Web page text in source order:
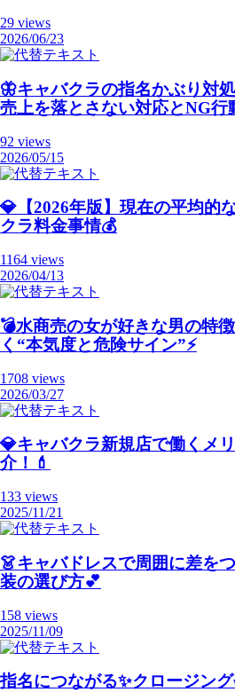
29 views
2026/06/23
🦋キャバクラの指名かぶり対
売上を落とさない対応とNG行
92 views
2026/05/15
💎【2026年版】現在の平均的
クラ料金事情💰
1164 views
2026/04/13
💣️水商売の女が好きな男の特
く“本気度と危険サイン”⚡️
1708 views
2026/03/27
💎キャバクラ新規店で働くメ
介！💄
133 views
2025/11/21
👗キャバドレスで周囲に差を
装の選び方💕
158 views
2025/11/09
指名につながる✨クロージング